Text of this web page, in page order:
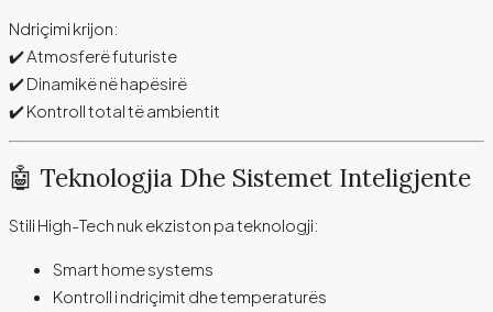
Ndriçimi krijon:
✔️ Atmosferë futuriste
✔️ Dinamikë në hapësirë
✔️ Kontroll total të ambientit
🤖 Teknologjia Dhe Sistemet Inteligjente
Stili High-Tech nuk ekziston pa teknologji:
Smart home systems
Kontroll i ndriçimit dhe temperaturës